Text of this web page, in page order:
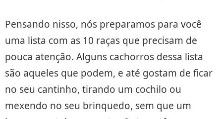
Pensando nisso, nós preparamos para você
uma lista com as 10 raças que precisam de
pouca atenção. Alguns cachorros dessa lista
são aqueles que podem, e até gostam de ficar
no seu cantinho, tirando um cochilo ou
mexendo no seu brinquedo, sem que um